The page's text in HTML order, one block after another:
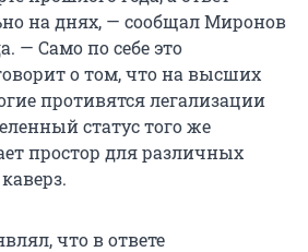
на днях, — сообщал Миронов
— Само по себе это
о том, что на высших
противятся легализации
статус того же
простор для различных
что в ответе